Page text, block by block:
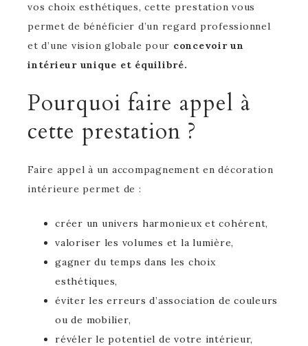
vos choix esthétiques, cette prestation vous
permet de bénéficier d’un regard professionnel
et d’une vision globale pour concevoir un
intérieur unique et équilibré.
Pourquoi faire appel à
cette prestation ?
Faire appel à un accompagnement en décoration
intérieure permet de :
créer un univers harmonieux et cohérent,
valoriser les volumes et la lumière,
gagner du temps dans les choix
esthétiques,
éviter les erreurs d’association de couleurs
ou de mobilier,
révéler le potentiel de votre intérieur,